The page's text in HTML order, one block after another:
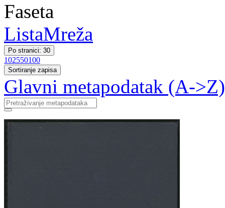
Faseta
ListaMreža
Po stranici: 30
102550100
Sortiranje zapisa
Glavni metapodatak (A->Z)